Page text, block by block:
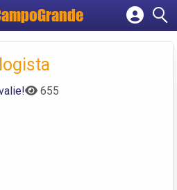
Cadastrar empresa
Criar conta
655